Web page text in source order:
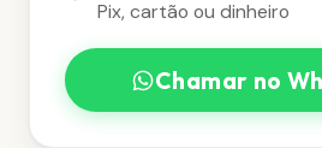
Pix, cartão ou dinheiro
Chamar no